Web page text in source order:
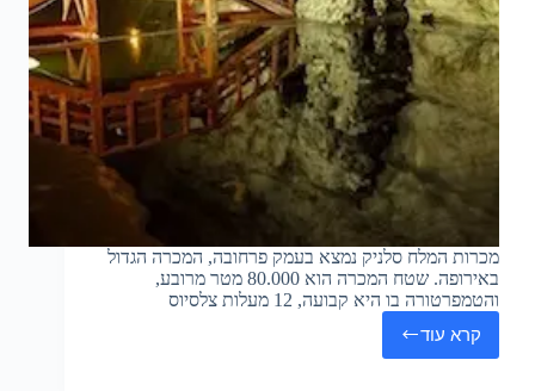
מכרות המלח סלניק נמצא בעמק פרחובה, המכרה הגדול
באירופה. שטח המכרה הוא 80.000 מטר מרובע,
והטמפרטורה בו היא קבועה, 12 מעלות צלסיוס
קרא עוד
מכרות